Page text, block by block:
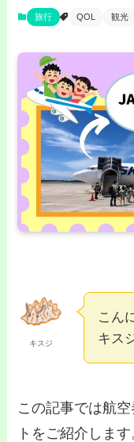
旅行 QOL 観光
キスジ
こん
キス
この記事では航
トをご紹介します